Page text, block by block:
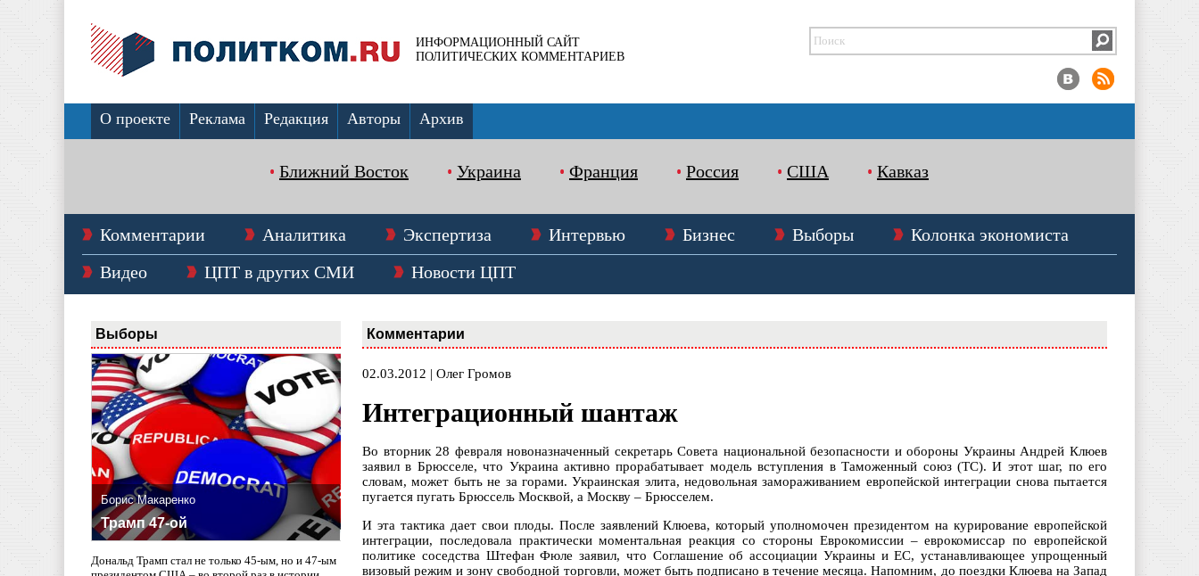
ИНФОРМАЦИОННЫЙ САЙТ
ПОЛИТИЧЕСКИХ КОММЕНТАРИЕВ
О проекте Реклама Редакция Авторы Архив
Ближний Восток Украина Франция Россия США Кавказ
Комментарии Аналитика Экспертиза Интервью Бизнес Выборы
Колонка экономиста
Видео
ЦПТ в других СМИ Новости ЦПТ
Выборы
Борис Макаренко
Трамп 47-ой
Дональд Трамп стал не только 45-ым, но и 47-ым
Комментарии
02.03.2012 | Олег Громов
Интеграционный шантаж
Во вторник 28 февраля новоназначенный секретарь Совета национальной безопасности и обороны Украины Андрей Клюев
заявил в Брюсселе, что Украина активно прорабатывает модель вступления в Таможенный союз (ТС). И этот шаг, по его
словам, может быть не за горами. Украинская элита, недовольная замораживанием европейской интеграции снова пытается
пугается пугать Брюссель Москвой, а Москву – Брюсселем.
И эта тактика дает свои плоды. После заявлений Клюева, который уполномочен президентом на курирование европейской
интеграции, последовала практически моментальная реакция со стороны Еврокомиссии – еврокомиссар по европейской
политике соседства Штефан Фюле заявил, что Соглашение об ассоциации Украины и ЕС, устанавливающее упрощенный
визовый режим и зону свободной торговли, может быть подписано в течение месяца. Напомним, до поездки Клюева на Запад